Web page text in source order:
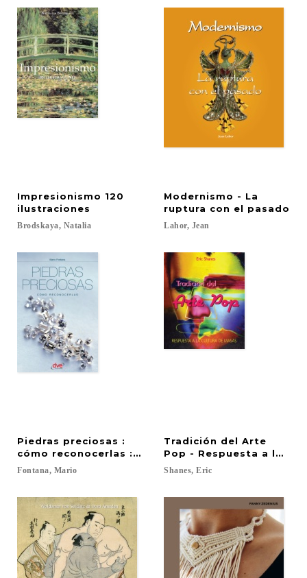
Impresionismo 120
ilustraciones
Brodskaya, Natalia
Modernismo - La
ruptura con el pasado
Lahor, Jean
Piedras preciosas :
cómo reconocerlas : guía ilustrada en color
Fontana, Mario
Tradición del Arte
Pop - Respuesta a la
Shanes, Eric